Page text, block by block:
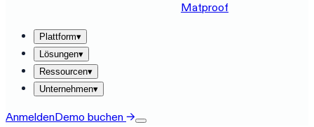
Matproof
Plattform▾
Lösungen▾
Ressourcen▾
Unternehmen▾
AnmeldenDemo buchen →